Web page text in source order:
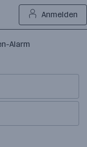
Anmelden
Alarm